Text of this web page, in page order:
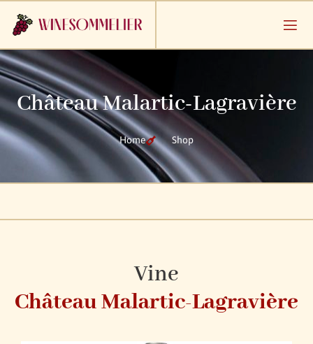
Château Malartic-Lagravière
Home Shop
Vine
Château Malartic-Lagravière